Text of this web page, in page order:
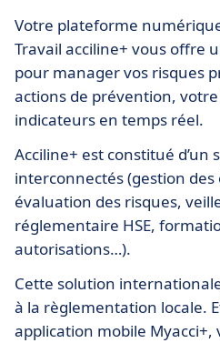
Votre plateforme
Travail acciline+ vous offre
pour manager vos risques
actions de prévention, votre
indicateurs en temps réel.
Acciline+ est constitué d’un
interconnectés (gestion
évaluation des risques,
réglementaire HSE,
autorisations…).
Cette solution
à la règlementation locale.
application mobile